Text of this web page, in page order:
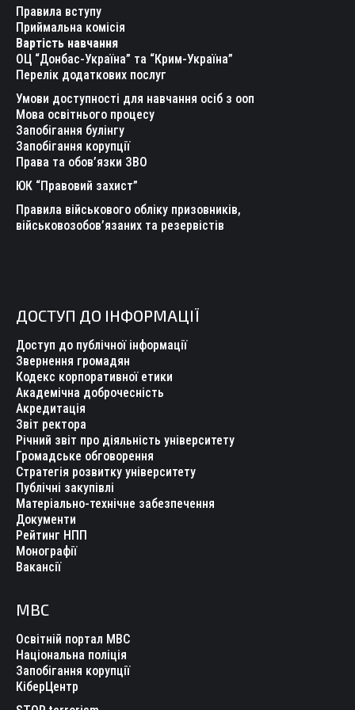
in
new
window
in
new
window
in
new
window
in
new
window
new
Правила вступу
Приймальна комісія
Вартість навчання
ОЦ “Донбас-Україна” та “Крим-Україна”
Перелік додаткових послуг
Умови доступності для навчання осіб з ооп
Мова освітнього процесу
Запобігання булінгу
Запобігання корупції
Права та обов’язки ЗВО
ЮК “Правовий захист”
Правила військового обліку призовників,
військовозобов’язаних та резервістів
ДОСТУП ДО ІНФОРМАЦІЇ
Доступ до публічної інформації
Звернення громадян
Кодекс корпоративної етики
Академічна доброчесність
Акредитація
Звіт ректора
Річний звіт про діяльність університету
Громадське обговорення
Стратегія розвитку університету
Публічні закупівлі
Матеріально-технічне забезпечення
Документи
Рейтинг НПП
Монографії
Вакансії
МВС
Освітній портал МВС
Національна поліція
Запобігання корупції
КіберЦентр